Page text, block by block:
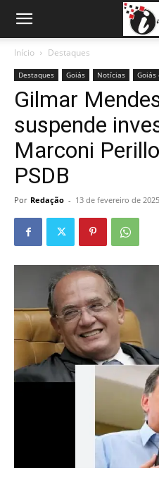
Início Destaques
Destaques Goiás Notícias Goiás
Gilmar
suspende
Marconi
PSDB
Por Redação - 13 de fevereiro de 2025